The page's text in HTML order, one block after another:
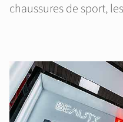
chaussures de sport,